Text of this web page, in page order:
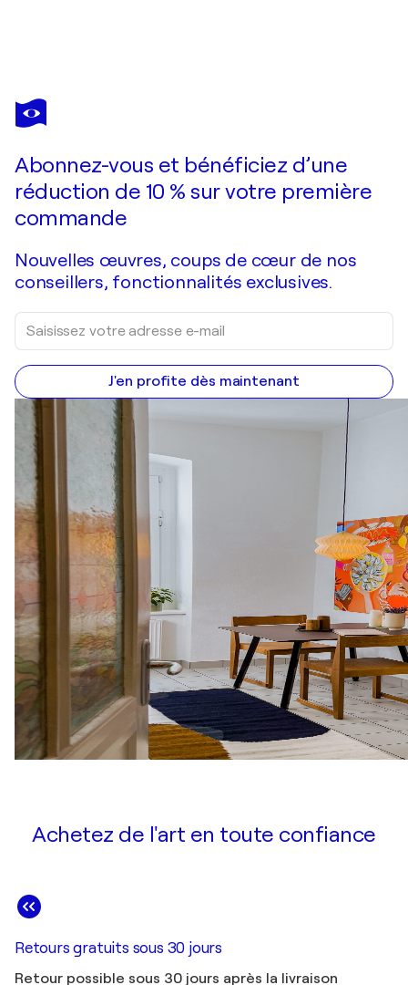
PRESTON M. SMITH (PMS)
Mind and Body
Abonnez-vous et bénéficiez d’une
réduction de 10 % sur votre première
commande
Nouvelles œuvres, coups de cœur de nos
conseillers, fonctionnalités exclusives.
J'en profite dès maintenant
Achetez de l'art en toute confiance
Retours gratuits sous 30 jours
Retour possible sous 30 jours après la livraison